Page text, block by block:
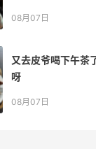
08月07日
又去皮爷喝下午茶
呀
08月07日